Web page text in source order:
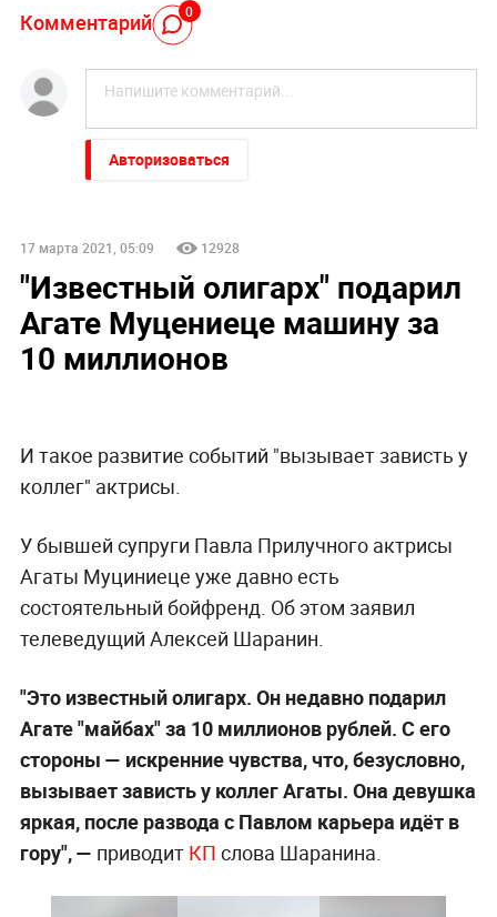
Комментарий 0
Авторизоваться
17 марта 2021, 05:09 12928
"Известный олигарх" подарил
Агате Муцениеце машину за
10 миллионов
И такое развитие событий "вызывает зависть у
коллег" актрисы.
У бывшей супруги Павла Прилучного актрисы
Агаты Муциниеце уже давно есть
состоятельный бойфренд. Об этом заявил
телеведущий Алексей Шаранин.
"Это известный олигарх. Он недавно подарил
Агате "майбах" за 10 миллионов рублей. С его
стороны — искренние чувства, что, безусловно,
вызывает зависть у коллег Агаты. Она девушка
яркая, после развода с Павлом карьера идёт в
гору", — приводит КП слова Шаранина.